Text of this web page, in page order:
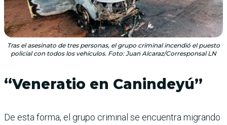
Tras el asesinato de tres personas, el grupo criminal incendió el puesto
policial con todos los vehículos. Foto: Juan Alcaraz/Corresponsal LN
“Veneratio en Canindeyú”
De esta forma, el grupo criminal se encuentra migrando